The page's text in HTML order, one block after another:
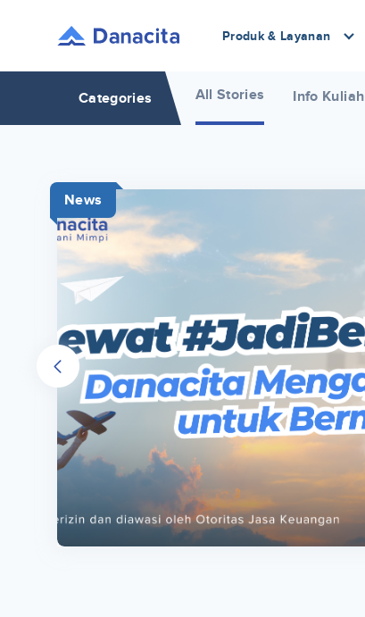
Produk & Layanan
Categories All Stories Info Kuliah
News